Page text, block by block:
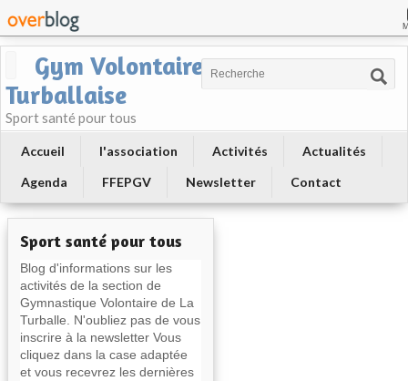
Gym Volontaire
Turballaise
Sport santé pour tous
Accueil l'association Activités
Actualités
Agenda
FFEPGV Newsletter Contact
Sport santé pour tous
Blog d'informations sur les
activités de la section de
Gymnastique Volontaire de La
Turballe. N'oubliez pas de vous
inscrire à la newsletter Vous
cliquez dans la case adaptée
et vous recevrez les dernières